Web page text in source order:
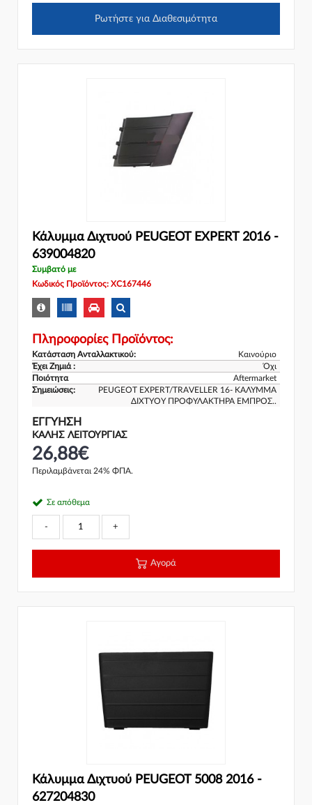
Ρωτήστε για Διαθεσιμότητα
Κάλυμμα Διχτυού PEUGEOT EXPERT 2016 -
639004820
Συμβατό με
Κωδικός Προϊόντος: XC167446
Πληροφορίες Προϊόντος:
Κατάσταση Ανταλλακτικού:
Καινούριο
Έχει Ζημιά :
Όχι
Ποιότητα
Aftermarket
Σημειώσεις:
PEUGEOT EXPERT/TRAVELLER 16- ΚΑΛΥΜΜΑ
ΔΙΧΤΥΟΥ ΠΡΟΦΥΛΑΚΤΗΡΑ ΕΜΠΡΟΣ..
ΕΓΓΎΗΣΗ
ΚΑΛΗΣ ΛΕΙΤΟΥΡΓΙΑΣ
26,88€
Περιλαμβάνεται 24% ΦΠΑ.
Σε απόθεμα
- +
Αγορά
Κάλυμμα Διχτυού PEUGEOT 5008 2016 -
627204830